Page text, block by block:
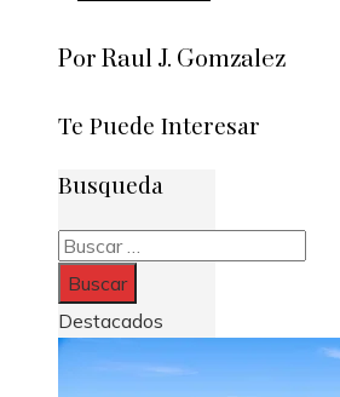
Por Raul J. Gomzalez
Te Puede Interesar
Busqueda
Buscar:
Destacados